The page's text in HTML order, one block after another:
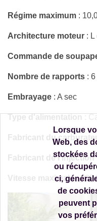
Régime maximum :
Architecture moteur : L
Commande de
Nombre de rapports : 6
Embrayage : A sec
Type d'alimentation :
Fabricant du
Fabricant de l'injection
Vitesse maximale: 225
Lorsque
Web, des
stockées
ou
ci,
de
peuvent
vos